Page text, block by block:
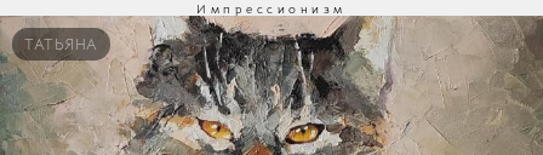
Импрессионизм
ТАТЬЯНА